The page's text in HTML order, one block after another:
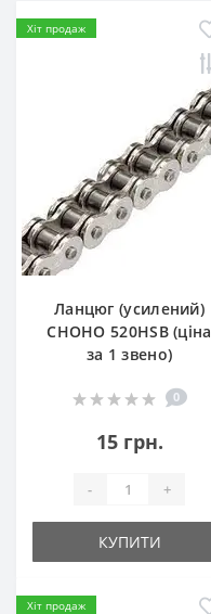
Хіт продаж
Ланцюг (усилений)
СHOHO 520HSB (ціна
за 1 звено)
0
15 грн.
- +
КУПИТИ
Хіт продаж